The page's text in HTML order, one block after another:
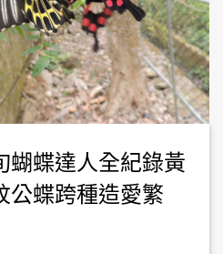
蝴蝶達人全紀錄黃
公蝶跨種造愛繁